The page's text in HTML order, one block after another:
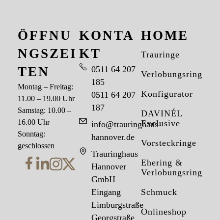
HOME
Trauringe
Verlobungsringe
Konfigurator
DAVINÉL
Exclusive
Vorsteckringe
Ehering &
Verlobungsring
Schmuck
Onlineshop
KONTA
KT
0511 64 207
185
0511 64 207
187
info@trauringhaus-
hannover.de
Trauringhaus
Hannover
GmbH
Eingang
Limburgstraße
Georgstraße
ÖFFNU
NGSZEI
TEN
Montag – Freitag:
11.00 – 19.00 Uhr
Samstag: 10.00 –
16.00 Uhr
Sonntag:
geschlossen